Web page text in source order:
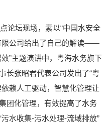
论坛现场，素以“中国水安全
限公司给出了自己的解读——
”主题演讲中，粤海水务旗下
长张昭君代表公司发出了“粤
赖人工驱动，智慧化管理让
团化管理，有效提高了水务
水收集-污水处理-流域排放”